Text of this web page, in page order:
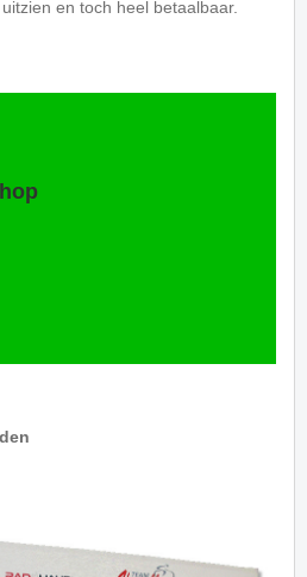
en toch heel betaalbaar.